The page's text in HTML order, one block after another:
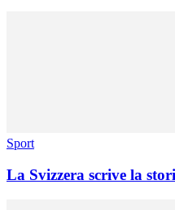
Sport
La Svizzera scrive la